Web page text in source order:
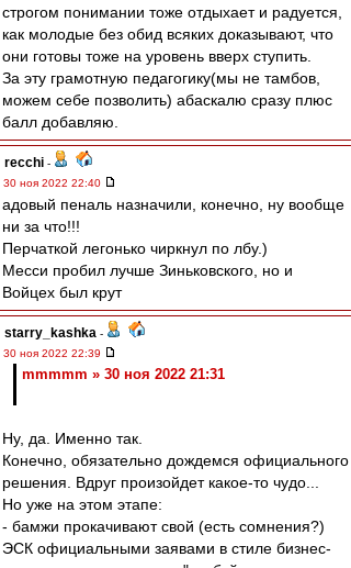
строгом понимании тоже отдыхает и радуется,
как молодые без обид всяких доказывают, что
они готовы тоже на уровень вверх ступить.
За эту грамотную педагогику(мы не тамбов,
можем себе позволить) абаскалю сразу плюс
балл добавляю.
recchi -
30 ноя 2022 22:40
адовый пеналь назначили, конечно, ну вообще
ни за что!!!
Перчаткой легонько чиркнул по лбу.)
Месси пробил лучше Зиньковского, но и
Войцех был крут
starry_kashka -
30 ноя 2022 22:39
mmmmm » 30 ноя 2022 21:31
Ну, да. Именно так.
Конечно, обязательно дождемся официального
решения. Вдруг произойдет какое-то чудо...
Но уже на этом этапе:
- бамжи прокачивают свой (есть сомнения?)
ЭСК официальными заявами в стиле бизнес-